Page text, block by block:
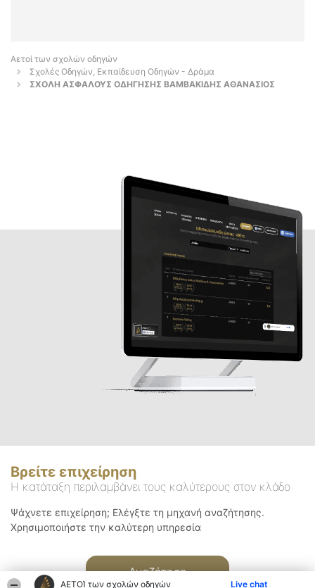
ΑΕΤΟΊ των σχολών οδηγών Live chat
Αετοί των σχολών οδηγών
Σχολές Οδηγών, Εκπαίδευση Οδηγών - Δράμα
ΣΧΟΛΗ ΑΣΦΑΛΟΥΣ ΟΔΗΓΗΣΗΣ ΒΑΜΒΑΚΙΔΗΣ ΑΘΑΝΑΣΙΟΣ
Βρείτε επιχείρηση
Η κατάταξη περιλαμβάνει τους καλύτερους στον κλάδο
Ψάχνετε επιχείρηση; Ελέγξτε τη μηχανή αναζήτησης.
Χρησιμοποιήστε την καλύτερη υπηρεσία
Αναζήτηση